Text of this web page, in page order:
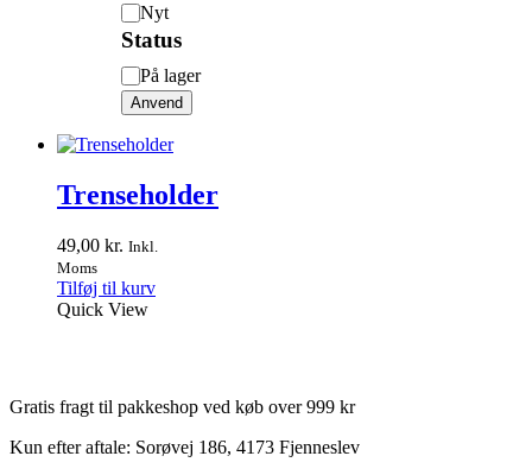
Stand
Nyt
Status
Status
På lager
Anvend
Trenseholder
49,00 kr. Inkl.
Moms
Tilføj til kurv
Quick View
Gratis fragt til pakkeshop ved køb over 999 kr
Kun efter aftale: Sorøvej 186, 4173 Fjenneslev